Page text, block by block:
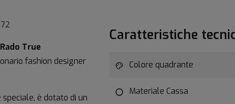
Rado True
fashion designer
speciale, è dotato di un
Caratteristiche
Colore quadrante
Materiale Cassa